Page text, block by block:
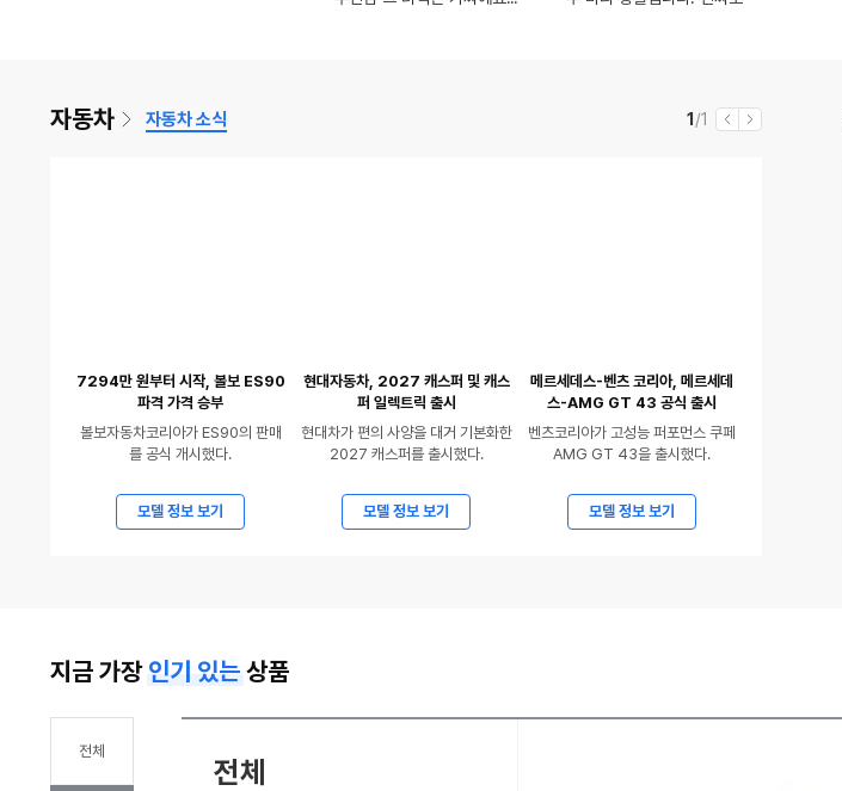
수
수
글
18
댓
(9)
글제목
안동 체화정
동
상
영
동
구글을 뚜까패버린 초가성비 모델의 등장
율
자동차 자동차 소식
7294만 원부터 시작, 볼보 ES90
파격 가격 승부
볼보자동차코리아가 ES90의 판매
를 공식 개시했다.
7294
시
모델 정보 보기
현대자동차, 2027 캐스퍼 및 캐스
퍼 일렉트릭 출시
현대차가 편의 사양을 대거 기본화한
2027 캐스퍼를 출시했다.
현
모델 정보 보기
메르세데스-벤츠 코리아, 메르세데
스-AMG GT 43 공식 출시
벤츠코리아가 고성능 퍼포먼스 쿠페
AMG GT 43을 출시했다.
메
모델 정보 보기
현
1 전
/1
이 다
지금 가장 인기 있는 상품
전체
전체